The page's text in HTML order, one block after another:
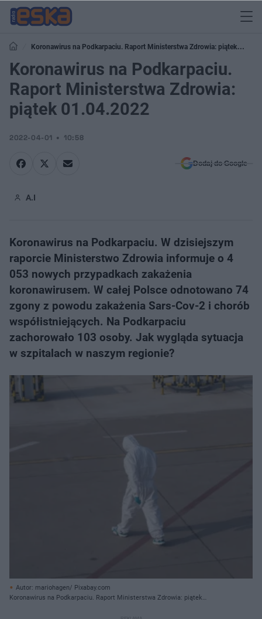
Koronawirus na Podkarpaciu. Raport Ministerstwa Zdrowia: piątek
01.04.2022
Koronawirus na Podkarpaciu.
Raport Ministerstwa Zdrowia:
piątek 01.04.2022
2022-04-01 10:58
Dodaj do Google
A.I
Koronawirus na Podkarpaciu. W dzisiejszym
raporcie Ministerstwo Zdrowia informuje o 4
053 nowych przypadkach zakażenia
koronawirusem. W całej Polsce odnotowano 74
zgony z powodu zakażenia Sars-Cov-2 i chorób
współistniejących. Na Podkarpaciu
zachorowało 103 osoby. Jak wygląda sytuacja
w szpitalach w naszym regionie?
Autor: mariohagen/ Pixabay.com
Koronawirus na Podkarpaciu. Raport Ministerstwa Zdrowia: piątek